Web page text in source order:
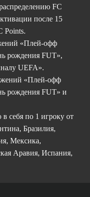
FC
после 15
Points.
«Плей-офф
рождения FUT»,
UEFA».
«Плей-офф
рождения FUT» и
себя по 1 игроку от
Бразилия,
Мексика,
Аравия, Испания,